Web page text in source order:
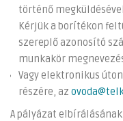
történő
Kérjük a borítékon
szereplő azonosító
munkakör
Vagy elektronikus
részére, az
A pályázat